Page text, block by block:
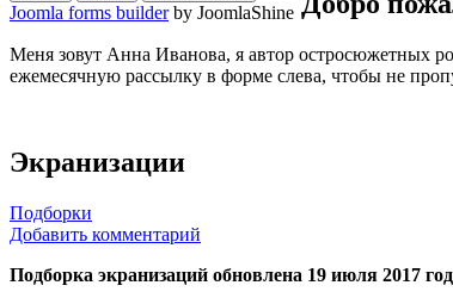
Joomla forms builderby JoomlaShine
Меня зовут Анна Иванова, я автор остросюжетных
ежемесячную рассылку в форме слева, чтобы не
Экранизации
Подборки
Добавить комментарий
Подборка экранизаций обновлена 19 июля 2017